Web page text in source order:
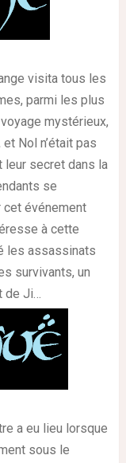
visita tous les
parmi les plus
mystérieux,
Nol n’était pas
leur secret dans la
se
événement
à cette
les assassinats
survivants, un
de Ji…
a eu lieu lorsque
sous le